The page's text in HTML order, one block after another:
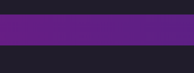
10- Static and
1- Introduction